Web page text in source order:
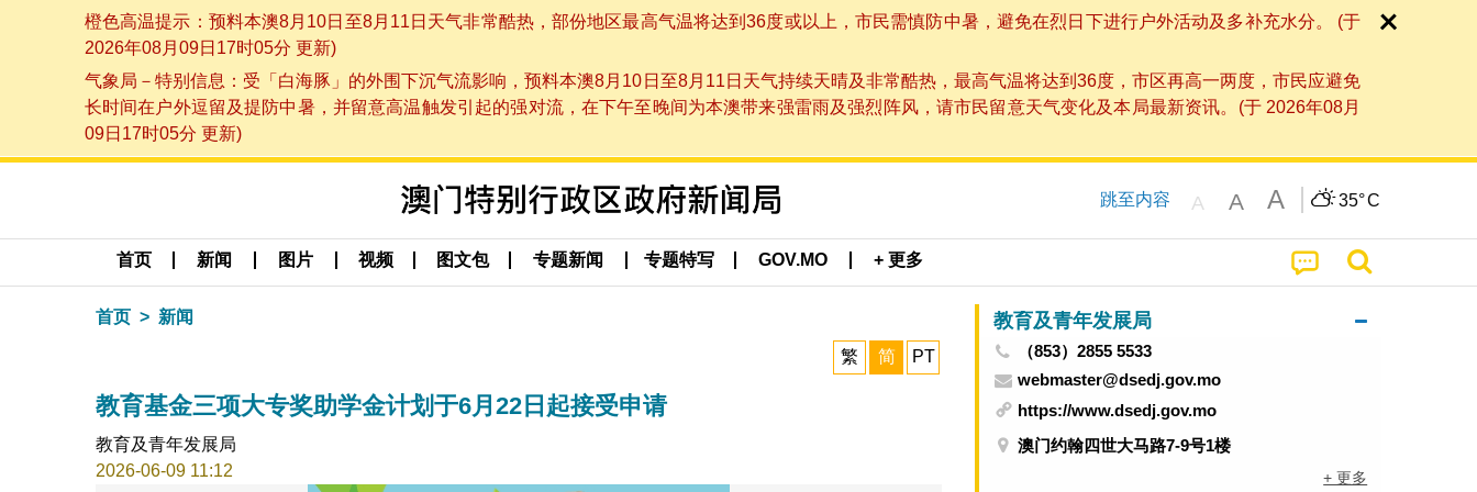
橙色高温提示：预料本澳8月10日至8月11日天气非常酷热，部份地区最高气温将达到36度或以上，市民需慎防中暑，避免在烈日下进行户外活动及多补充水分。 (于
2026年08月09日17时05分 更新)
气象局－特别信息：受「白海豚」的外围下沉气流影响，预料本澳8月10日至8月11日天气持续天晴及非常酷热，最高气温将达到36度，市区再高一两度，市民应避免
长时间在户外逗留及提防中暑，并留意高温触发引起的强对流，在下午至晚间为本澳带来强雷雨及强烈阵风，请市民留意天气变化及本局最新资讯。(于 2026年08月
09日17时05分 更新)
跳至内容 A A A 35°C
首页 新闻 图片 视频 图文包 专题新闻 专题特写 GOV.MO + 更多
首页 新闻
繁 简 PT
教育基金三项大专奖助学金计划于6月22日起接受申请
教育及青年发展局
2026-06-09 11:12
教育及青年发展局
（853）2855 5533
webmaster@dsedj.gov.mo
https://www.dsedj.gov.mo
澳门约翰四世大马路7-9号1楼
+ 更多